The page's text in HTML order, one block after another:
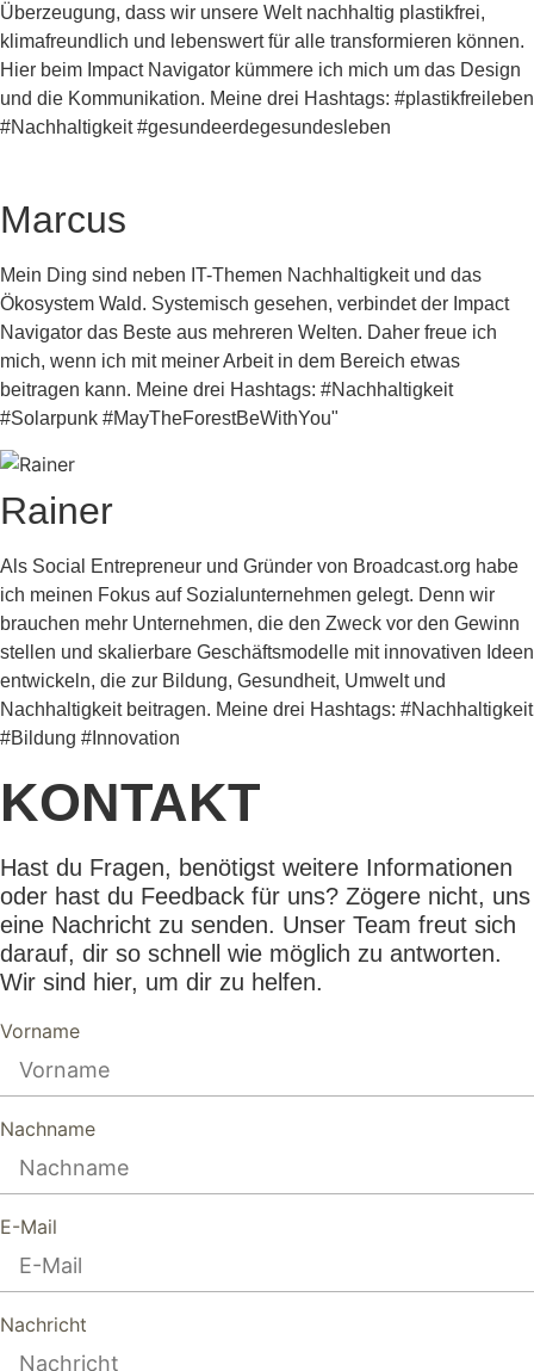
Überzeugung, dass wir unsere Welt nachhaltig plastikfrei,
klimafreundlich und lebenswert für alle transformieren können.
Hier beim Impact Navigator kümmere ich mich um das Design
und die Kommunikation. Meine drei Hashtags: #plastikfreileben
#Nachhaltigkeit #gesundeerdegesundesleben
Marcus
Mein Ding sind neben IT-Themen Nachhaltigkeit und das
Ökosystem Wald. Systemisch gesehen, verbindet der Impact
Navigator das Beste aus mehreren Welten. Daher freue ich
mich, wenn ich mit meiner Arbeit in dem Bereich etwas
beitragen kann. Meine drei Hashtags: #Nachhaltigkeit
#Solarpunk #MayTheForestBeWithYou"
Rainer
Als Social Entrepreneur und Gründer von Broadcast.org habe
ich meinen Fokus auf Sozialunternehmen gelegt. Denn wir
brauchen mehr Unternehmen, die den Zweck vor den Gewinn
stellen und skalierbare Geschäftsmodelle mit innovativen Ideen
entwickeln, die zur Bildung, Gesundheit, Umwelt und
Nachhaltigkeit beitragen. Meine drei Hashtags: #Nachhaltigkeit
#Bildung #Innovation
KONTAKT
Hast du Fragen, benötigst weitere Informationen
oder hast du Feedback für uns? Zögere nicht, uns
eine Nachricht zu senden. Unser Team freut sich
darauf, dir so schnell wie möglich zu antworten.
Wir sind hier, um dir zu helfen.
Vorname
Nachname
E-Mail
Nachricht